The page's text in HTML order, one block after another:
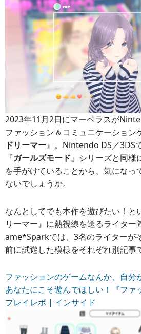
2023年11月2日にマーベラスが
ファッション＆コミュニケーション
ドリーマー』。Nintendo DS／3DS
『ガールズモード』シリーズと同様
を手がけていることから、気になっ
ないでしょうか。
なんとしてでも本作を遊びたい！と
リーマー』に熱視線を送るライター
ame*Sparkでは、3名のライターが
前に試遊した模様をそれぞれ別記事
ファッションのゲームなんか、自分
あなたにこそ遊んでほしい！『ファ
プレイレポ | インサイド